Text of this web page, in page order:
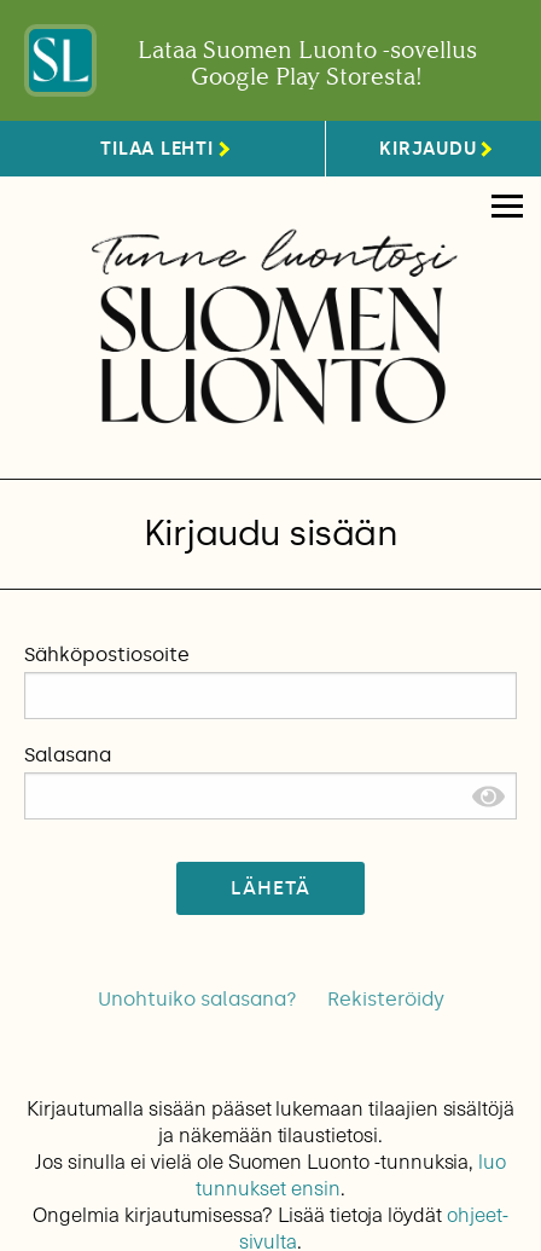
Lataa Suomen Luonto -sovellus
Google Play Storesta!
TILAA LEHTI KIRJAUDU
Kirjaudu sisään
Sähköpostiosoite
Salasana
LÄHETÄ
Unohtuiko salasana? Rekisteröidy
Kirjautumalla sisään pääset lukemaan tilaajien sisältöjä
ja näkemään tilaustietosi.
Jos sinulla ei vielä ole Suomen Luonto -tunnuksia, luo
tunnukset ensin.
Ongelmia kirjautumisessa? Lisää tietoja löydätohjeet-
sivulta.